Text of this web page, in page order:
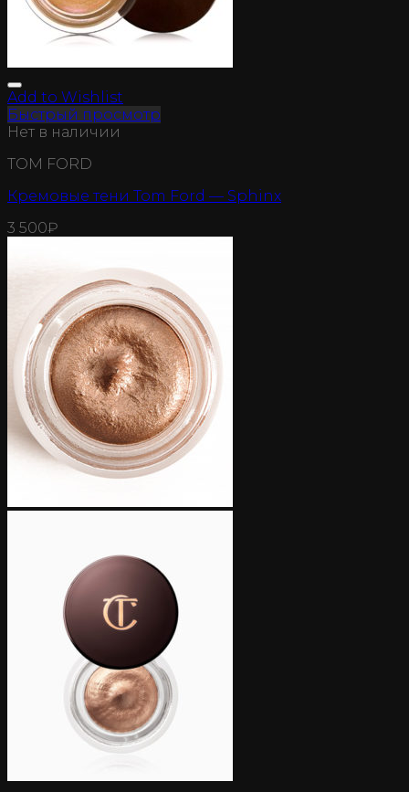
Add to Wishlist
Быстрый просмотр
Нет в наличии
TOM FORD
Кремовые тени Tom Ford — Sphinx
3 500₽